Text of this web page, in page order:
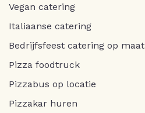
Vegan catering
Italiaanse catering
Bedrijfsfeest catering op maat
Pizza foodtruck
Pizzabus op locatie
Pizzakar huren